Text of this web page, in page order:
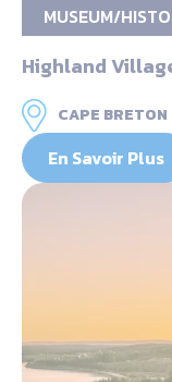
MUSEUM/
Highland
CAPE BRETON
En Savoir Plus